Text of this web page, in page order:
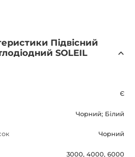
у ваш інтер'єр.
зручність і економію часу при
не підтримує димування, але
освітлення.
вологостійкість IP20, що
їдальні, спальні або офісу.
цей продукт, що гарантує його
Підвісний
SOLEIL
Є
Чорний; Білий
Чорний
3000, 4000, 6000